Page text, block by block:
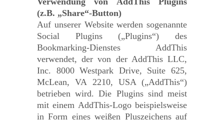
(z.B. „Share“-Button)
Auf unserer Website werden sogenannte
Social Plugins („Plugins“) des
Bookmarking-Dienstes AddThis
verwendet, der von der AddThis LLC,
Inc. 8000 Westpark Drive, Suite 625,
McLean, VA 2210, USA („AddThis“)
betrieben wird. Die Plugins sind meist
mit einem AddThis-Logo beispielsweise
in Form eines weißen Pluszeichens auf